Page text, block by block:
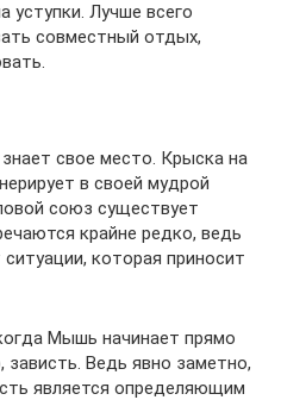
уступки. Лучше всего
совместный отдых,
свое место. Крыска на
в своей мудрой
союз существует
крайне редко, ведь
которая приносит
Мышь начинает прямо
Ведь явно заметно,
является определяющим